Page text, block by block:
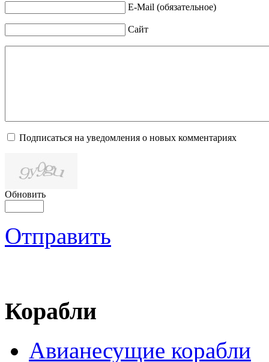
E-Mail (обязательное)
Сайт
Подписаться на уведомления о новых комментариях
Обновить
Отправить
Корабли
Авианесущие корабли